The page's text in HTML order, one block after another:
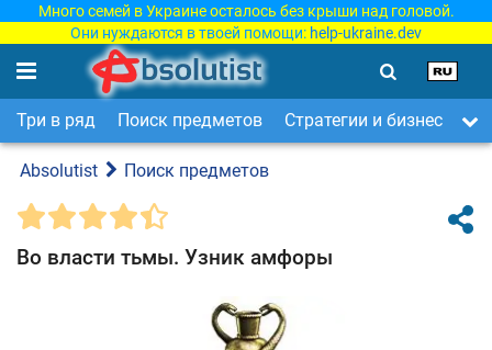
Много семей в Украине осталось без крыши над головой.
Они нуждаются в твоей помощи: help-ukraine.dev
Три в ряд Поиск предметов Стратегии и бизнес
Absolutist Поиск предметов
Во власти тьмы. Узник амфоры